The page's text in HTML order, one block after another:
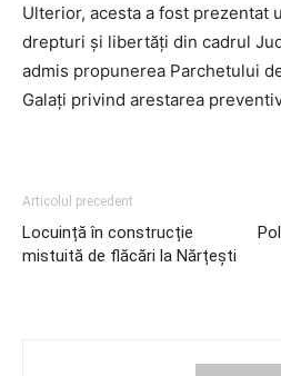
Ulterior, acesta a fost prezentat
drepturi și libertăți din cadrul
admis propunerea Parchetului
Galați privind arestarea
Articolul precedent
Locuință în construcție
mistuită de flăcări la Nărțești